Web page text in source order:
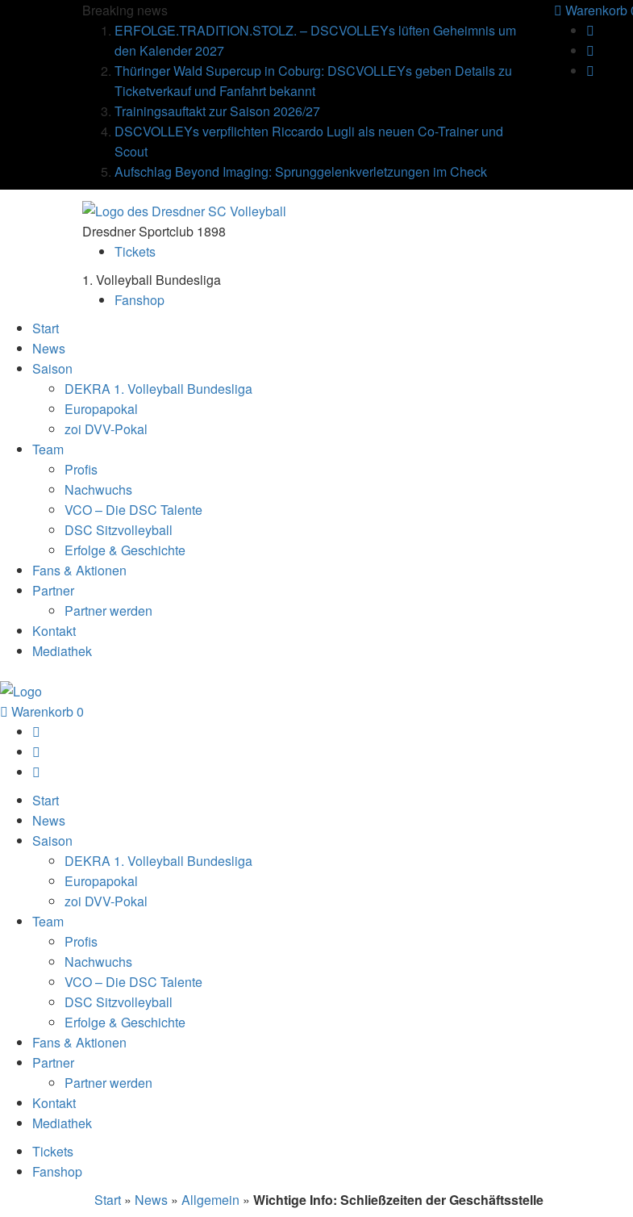
Breaking news
ERFOLGE.TRADITION.STOLZ. – DSCVOLLEYs lüften Geheimnis um
den Kalender 2027
Thüringer Wald Supercup in Coburg: DSCVOLLEYs geben Details zu
Ticketverkauf und Fanfahrt bekannt
Trainingsauftakt zur Saison 2026/27
DSCVOLLEYs verpflichten Riccardo Lugli als neuen Co-Trainer und
Scout
Aufschlag Beyond Imaging: Sprunggelenkverletzungen im Check
Warenkorb
Dresdner Sportclub 1898
Tickets
1. Volleyball Bundesliga
Fanshop
Start
News
Saison
DEKRA 1. Volleyball Bundesliga
Europapokal
zoi DVV-Pokal
Team
Profis
Nachwuchs
VCO – Die DSC Talente
DSC Sitzvolleyball
Erfolge & Geschichte
Fans & Aktionen
Partner
Partner werden
Kontakt
Mediathek
Warenkorb0
Start
News
Saison
DEKRA 1. Volleyball Bundesliga
Europapokal
zoi DVV-Pokal
Team
Profis
Nachwuchs
VCO – Die DSC Talente
DSC Sitzvolleyball
Erfolge & Geschichte
Fans & Aktionen
Partner
Partner werden
Kontakt
Mediathek
Tickets
Fanshop
Start » News » Allgemein » Wichtige Info: Schließzeiten der Geschäftsstelle